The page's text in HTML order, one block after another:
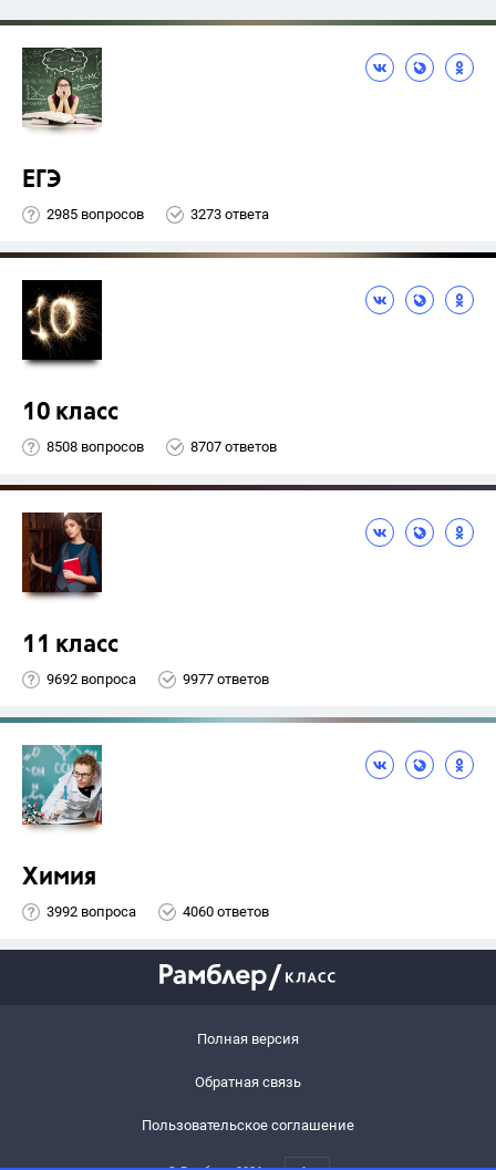
ЕГЭ
2985 вопросов 3273 ответа
10 класс
8508 вопросов 8707 ответов
11 класс
9692 вопроса 9977 ответов
Химия
3992 вопроса 4060 ответов
Полная версия
Обратная связь
Пользовательское соглашение